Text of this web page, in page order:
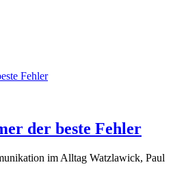
der beste Fehler
im Alltag Watzlawick, Paul